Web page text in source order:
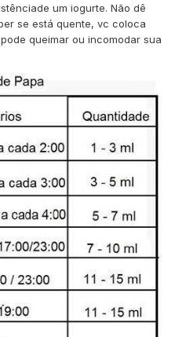
um iogurte. Não dê
se está quente, vc coloca
queimar ou incomodar sua